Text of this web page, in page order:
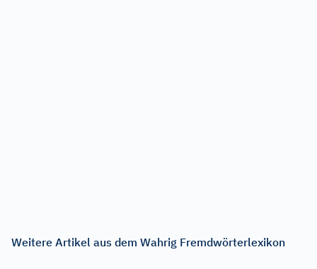
Weitere Artikel aus dem Wahrig Fremdwörterlexikon